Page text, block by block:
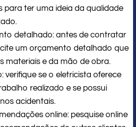
para ter uma ideia da qualidade
detalhado: antes de contratar
um orçamento detalhado que
materiais e da mão de obra.
verifique se o eletricista oferece
realizado e se possui
acidentais.
online: pesquise online